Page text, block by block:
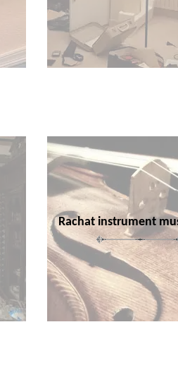
Rachat instrument